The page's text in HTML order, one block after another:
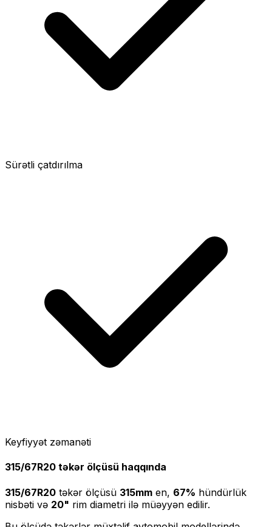
Sürətli çatdırılma
Keyfiyyət zəmanəti
315/67R20 təkər ölçüsü haqqında
315/67R20 təkər ölçüsü 315mm en, 67% hündürlük
nisbəti və 20" rim diametri ilə müəyyən edilir.